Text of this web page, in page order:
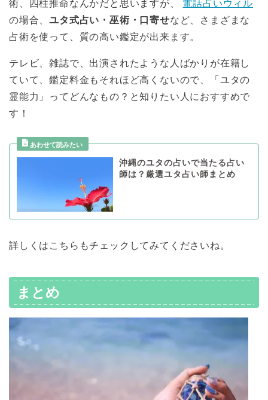
術、四柱推命なんかだと思いますが、 電話占いウィル
の場合、ユタ式占い・巫術・口寄せなど、さまざまな
占術を使って、質の高い鑑定が出来ます。
テレビ、雑誌で、出演されたような人ばかりが在籍し
ていて、鑑定料金もそれほど高くないので、「ユタの
霊能力」ってどんなもの？と知りたい人におすすめで
す！
沖縄のユタの占いで当たる占い
師は？厳選ユタ占い師まとめ
詳しくはこちらもチェックしてみてくださいね。
まとめ